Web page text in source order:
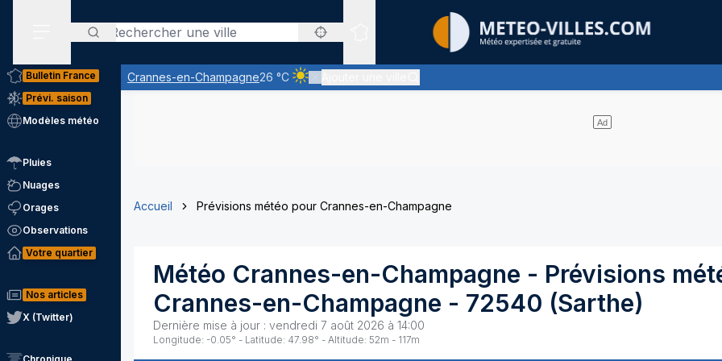
Rechercher
Sites expertis&eacute;s
Crannes-en-Champagne26 °C
Ciel clair - quasiment pas de nuages et un soleil omniprésent
Bulletin France
Prévi. saison
Modèles météo
Pluies
Nuages
Orages
Observations
Votre quartier
Nos articles
X (Twitter)
Accueil Prévisions météo pour Crannes-en-Champagne
Météo Crannes-en-Champagne - Prévisions
Crannes-en-Champagne - 72540 (Sarthe)
Dernière mise à jour : vendredi 7 août 2026 à 14:00
Longitude: -0.05° - Latitude: 47.98° - Altitude: 52m - 117m